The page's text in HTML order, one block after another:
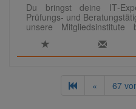
Du bringst deine
Prüfungs- und
unsere
regelkonformen IT.
eigenständig durch,
Informationssicherheit und
Für unseren Bereich
« 67